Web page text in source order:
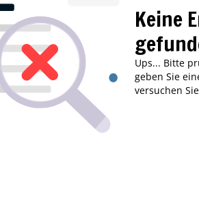
Keine
Ups... Bitte
geben Sie
versuchen